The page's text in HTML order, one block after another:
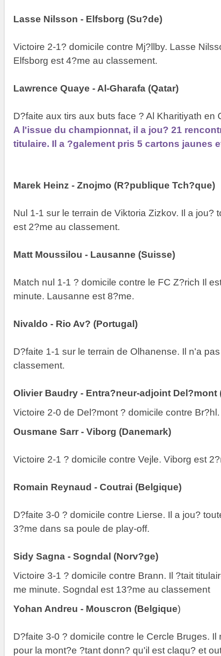
Lasse Nilsson - Elfsborg (Su?de)
Victoire 2-1? domicile contre Mj?llby. Lasse
Elfsborg est 4?me au classement.
Lawrence Quaye - Al-Gharafa (Qatar)
D?faite aux tirs aux buts face ? Al Kharitiyath en
A l'issue du championnat, il a jou? 21
titulaire. Il a ?galement pris 5 cartons jaunes
Marek Heinz - Znojmo (R?publique Tch?que)
Nul 1-1 sur le terrain de Viktoria Zizkov. Il a jou?
est 2?me au classement.
Matt Moussilou - Lausanne (Suisse)
Match nul 1-1 ? domicile contre le FC Z?rich Il
minute. Lausanne est 8?me.
Nivaldo - Rio Av? (Portugal)
D?faite 1-1 sur le terrain de Olhanense. Il n'a
classement.
Olivier Baudry - Entra?neur-adjoint Del?mont
Victoire 2-0 de Del?mont ? domicile contre
Ousmane Sarr - Viborg (Danemark)
Victoire 2-1 ? domicile contre Vejle. Viborg est
Romain Reynaud - Coutrai (Belgique)
D?faite 3-0 ? domicile contre Lierse. Il a jou?
3?me dans sa poule de play-off.
Sidy Sagna - Sogndal (Norv?ge)
Victoire 3-1 ? domicile contre Brann. Il ?tait
me minute. Sogndal est 13?me au classement
Yohan Andreu - Mouscron (Belgique)
D?faite 3-0 ? domicile contre le Cercle Bruges.
pour la mont?e ?tant donn? qu'il est claqu? et